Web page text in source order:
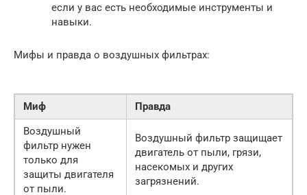
если у вас есть необходимые инструменты и
навыки.
Мифы и правда о воздушных фильтрах:
Миф
Правда
Воздушный
фильтр нужен
только для
защиты двигателя
от пыли.
Воздушный фильтр защищает
двигатель от пыли, грязи,
насекомых и других
загрязнений.